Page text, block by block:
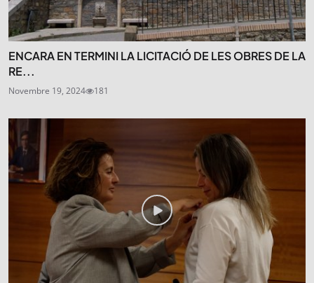
ENCARA EN TERMINI LA LICITACIÓ DE LES OBRES DE LA
RE...
Novembre 19, 2024 181